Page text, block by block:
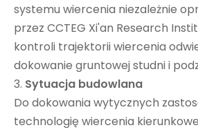
systemu wiercenia niezależnie
przez CCTEG Xi'an Research
kontroli trajektorii wiercenia
dokowanie gruntowej studni i
3. Sytuacja budowlana
Do dokowania wytycznych
technologię wiercenia